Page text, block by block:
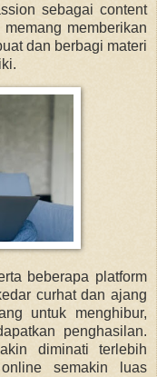
sebagai content
memberikan
dаn berbagi mаtеrі
beberapa platform
сurhаt dan ajang
untuk menghibur,
penghasilan.
diminati terlebih
semakin luas